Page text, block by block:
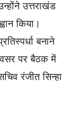
उत्तराखंड
किया।
बनाने
पर बैठक में
रंजीत सिन्हा